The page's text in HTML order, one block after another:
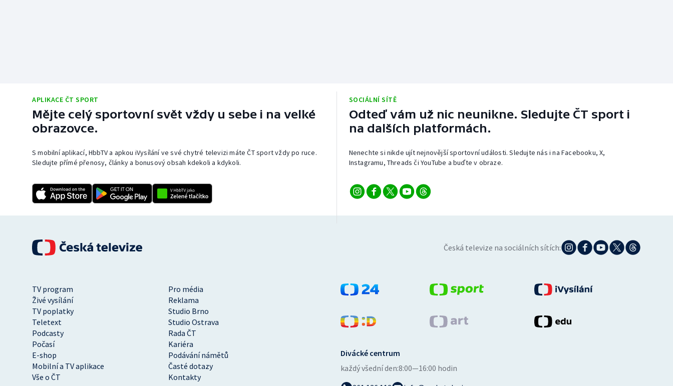
APLIKACE ČT SPORT
Mějte celý sportovní svět vždy u sebe i na velké
obrazovce.
S mobilní aplikací, HbbTV a apkou iVysílání ve své chytré televizi máte ČT sport vždy po ruce.
Sledujte přímé přenosy, články a bonusový obsah kdekoli a kdykoli.
SOCIÁLNÍ SÍTĚ
Odteď vám už nic neunikne. Sledujte ČT sport i
na dalších platformách.
Nenechte si nikde ujít nejnovější sportovní události. Sledujte nás i na Facebooku, X,
Instagramu, Threads či YouTube a buďte v obraze.
Česká televize na sociálních sítích:
TV program
Pro média
Živé vysílání
Reklama
TV poplatky
Studio Brno
Teletext
Studio Ostrava
Podcasty
Rada ČT
Počasí
Kariéra
E-shop
Podávání námětů
Mobilní a TV aplikace
Časté dotazy
Vše o ČT
Kontakty
Divácké centrum
každý všední den:8:00—16:00 hodin